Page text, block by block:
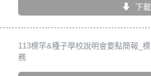
下載
113標竿&種子學校說明會要點簡報_
務